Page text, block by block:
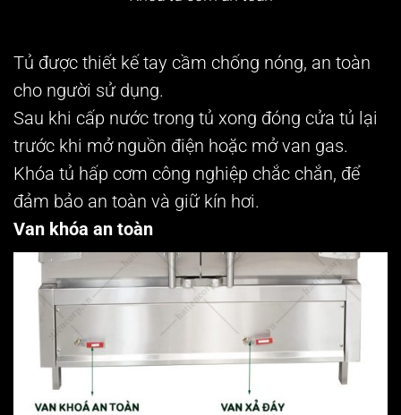
Tủ được thiết kế tay cầm chống nóng, an toàn
cho người sử dụng.
Sau khi cấp nước trong tủ xong đóng cửa tủ lại
trước khi mở nguồn điện hoặc mở van gas.
Khóa tủ hấp cơm công nghiệp chắc chắn, để
đảm bảo an toàn và giữ kín hơi.
Van khóa an toàn